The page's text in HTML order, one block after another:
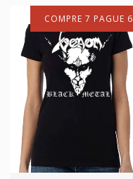
COMPRE 7 PAGUE 6